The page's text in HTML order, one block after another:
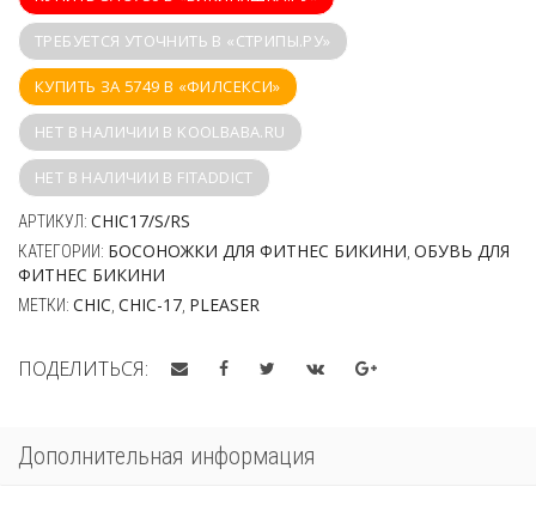
ТРЕБУЕТСЯ УТОЧНИТЬ В «СТРИПЫ.РУ»
КУПИТЬ ЗА 5749 В «ФИЛСЕКСИ»
НЕТ В НАЛИЧИИ В KOOLBABA.RU
НЕТ В НАЛИЧИИ В FITADDICT
АРТИКУЛ: CHIC17/S/RS
КАТЕГОРИИ: БОСОНОЖКИ ДЛЯ ФИТНЕС БИКИНИ ОБУВЬ ДЛЯ
ФИТНЕС БИКИНИ
МЕТКИ: CHIC CHIC-17 PLEASER
ПОДЕЛИТЬСЯ:
Дополнительная информация